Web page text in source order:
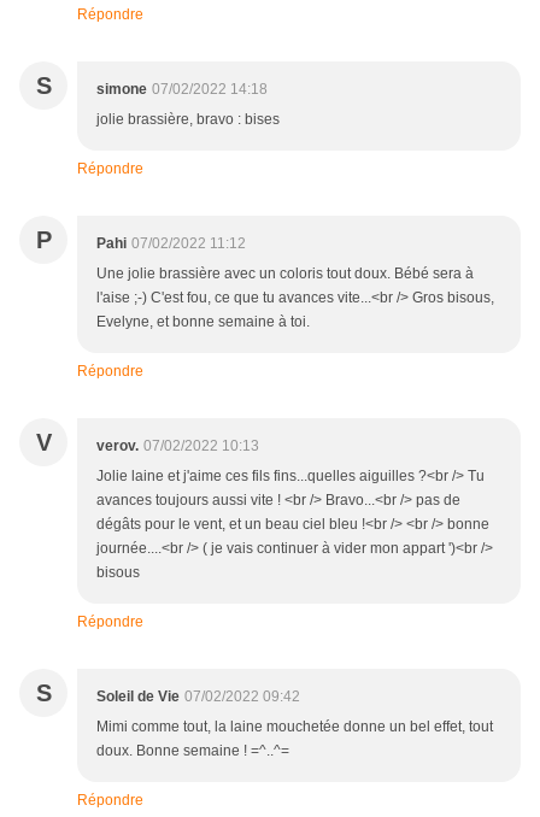
Répondre
S simone 07/02/2022 14:18
jolie brassière, bravo : bises
Répondre
P Pahi 07/02/2022 11:12
Une jolie brassière avec un coloris tout doux. Bébé sera à
l'aise ;-) C'est fou, ce que tu avances vite...<br /> Gros bisous,
Evelyne, et bonne semaine à toi.
Répondre
V verov. 07/02/2022 10:13
Jolie laine et j'aime ces fils fins...quelles aiguilles ?<br /> Tu
avances toujours aussi vite ! <br /> Bravo...<br /> pas de
dégâts pour le vent, et un beau ciel bleu !<br /> <br /> bonne
journée....<br /> ( je vais continuer à vider mon appart ')<br />
bisous
Répondre
S Soleil de Vie 07/02/2022 09:42
Mimi comme tout, la laine mouchetée donne un bel effet, tout
doux. Bonne semaine ! =^..^=
Répondre